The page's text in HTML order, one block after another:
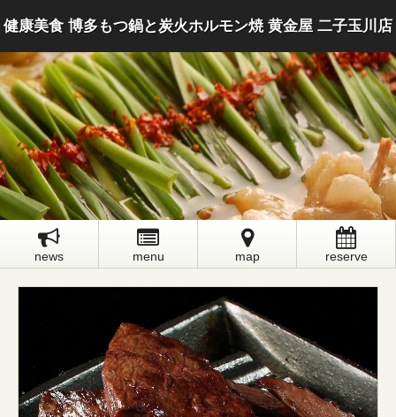
健康美食 博多もつ鍋と炭火ホルモン焼 黄金屋 二子玉川店
news menu map reserve